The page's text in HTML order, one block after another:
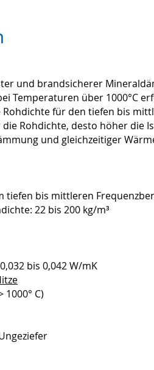
und brandsicherer
Temperaturen über 1000°C
für den tiefen bis
Rohdichte, desto höher
und gleichzeitiger
tiefen bis mittleren
22 bis 200 kg/m³
bis 0,042 W/mK
C)